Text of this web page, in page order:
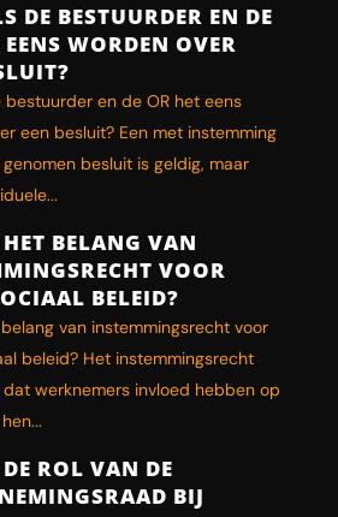
DE BESTUURDER EN DE
WORDEN OVER
bestuurder en de OR het eens
een besluit? Een met instemming
genomen besluit is geldig, maar
BELANG VAN
VOOR
BELEID?
van instemmingsrecht voor
beleid? Het instemmingsrecht
werknemers invloed hebben op
ROL VAN DE
BIJ